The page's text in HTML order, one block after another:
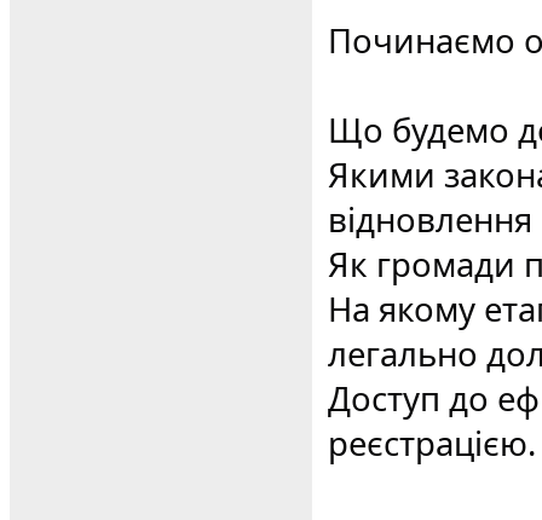
Починаємо
Що будемо
Якими
відновлення
Як громади
На якому
легально
Доступ до
реєстрацією.